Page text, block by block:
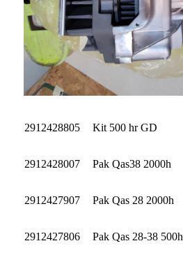
2912428805 Kit 500 hr GD
2912428007 Pak Qas38 2000h
2912427907 Pak Qas 28 2000h
2912427806 Pak Qas 28-38 500h